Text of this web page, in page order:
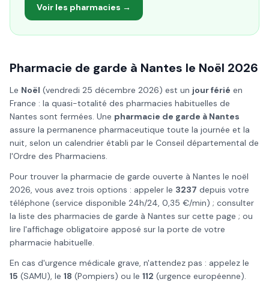
Voir les pharmacies →
Pharmacie de garde à Nantes le Noël 2026
Le Noël (vendredi 25 décembre 2026) est un jour férié en
France : la quasi-totalité des pharmacies habituelles de
Nantes sont fermées. Une pharmacie de garde à Nantes
assure la permanence pharmaceutique toute la journée et la
nuit, selon un calendrier établi par le Conseil départemental de
l'Ordre des Pharmaciens.
Pour trouver la pharmacie de garde ouverte à Nantes le noël
2026, vous avez trois options : appeler le 3237 depuis votre
téléphone (service disponible 24h/24, 0,35 €/min) ; consulter
la liste des pharmacies de garde à Nantes sur cette page ; ou
lire l'affichage obligatoire apposé sur la porte de votre
pharmacie habituelle.
En cas d'urgence médicale grave, n'attendez pas : appelez le
15 (SAMU), le 18 (Pompiers) ou le 112 (urgence européenne).